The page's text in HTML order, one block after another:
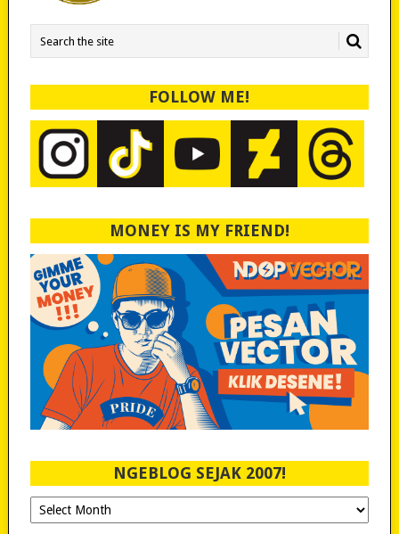
FOLLOW ME!
MONEY IS MY FRIEND!
NGEBLOG SEJAK 2007!
Ngeblog
Sejak